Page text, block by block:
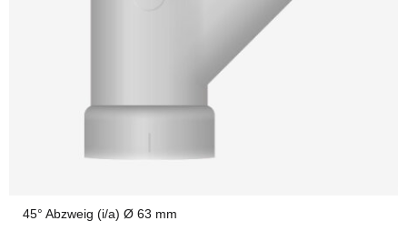
45° Abzweig (i/a) Ø 63 mm